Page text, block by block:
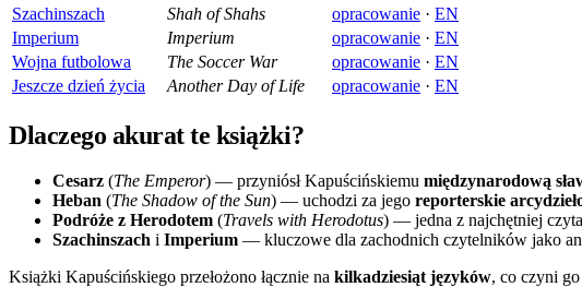
Szachinszach
Shah of Shahs opracowanie · EN
Imperium
Imperium opracowanie · EN
Wojna futbolowa
The Soccer War opracowanie · EN
Jeszcze dzień życia
Another Day of Life opracowanie · EN
Dlaczego akurat te książki?
Cesarz (The Emperor) — przyniósł Kapuścińskiemu międzynarodową
Heban (The Shadow of the Sun) — uchodzi za jego reporterskie
Podróże z Herodotem (Travels with Herodotus) — jedna z najchętniej
Szachinszach i Imperium — kluczowe dla zachodnich czytelników jako
Książki Kapuścińskiego przełożono łącznie na kilkadziesiąt języków, co czyni